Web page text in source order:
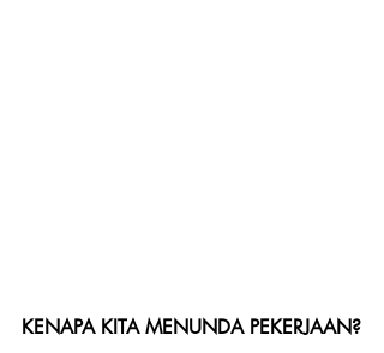
KENAPA KITA MENUNDA PEKERJAAN?